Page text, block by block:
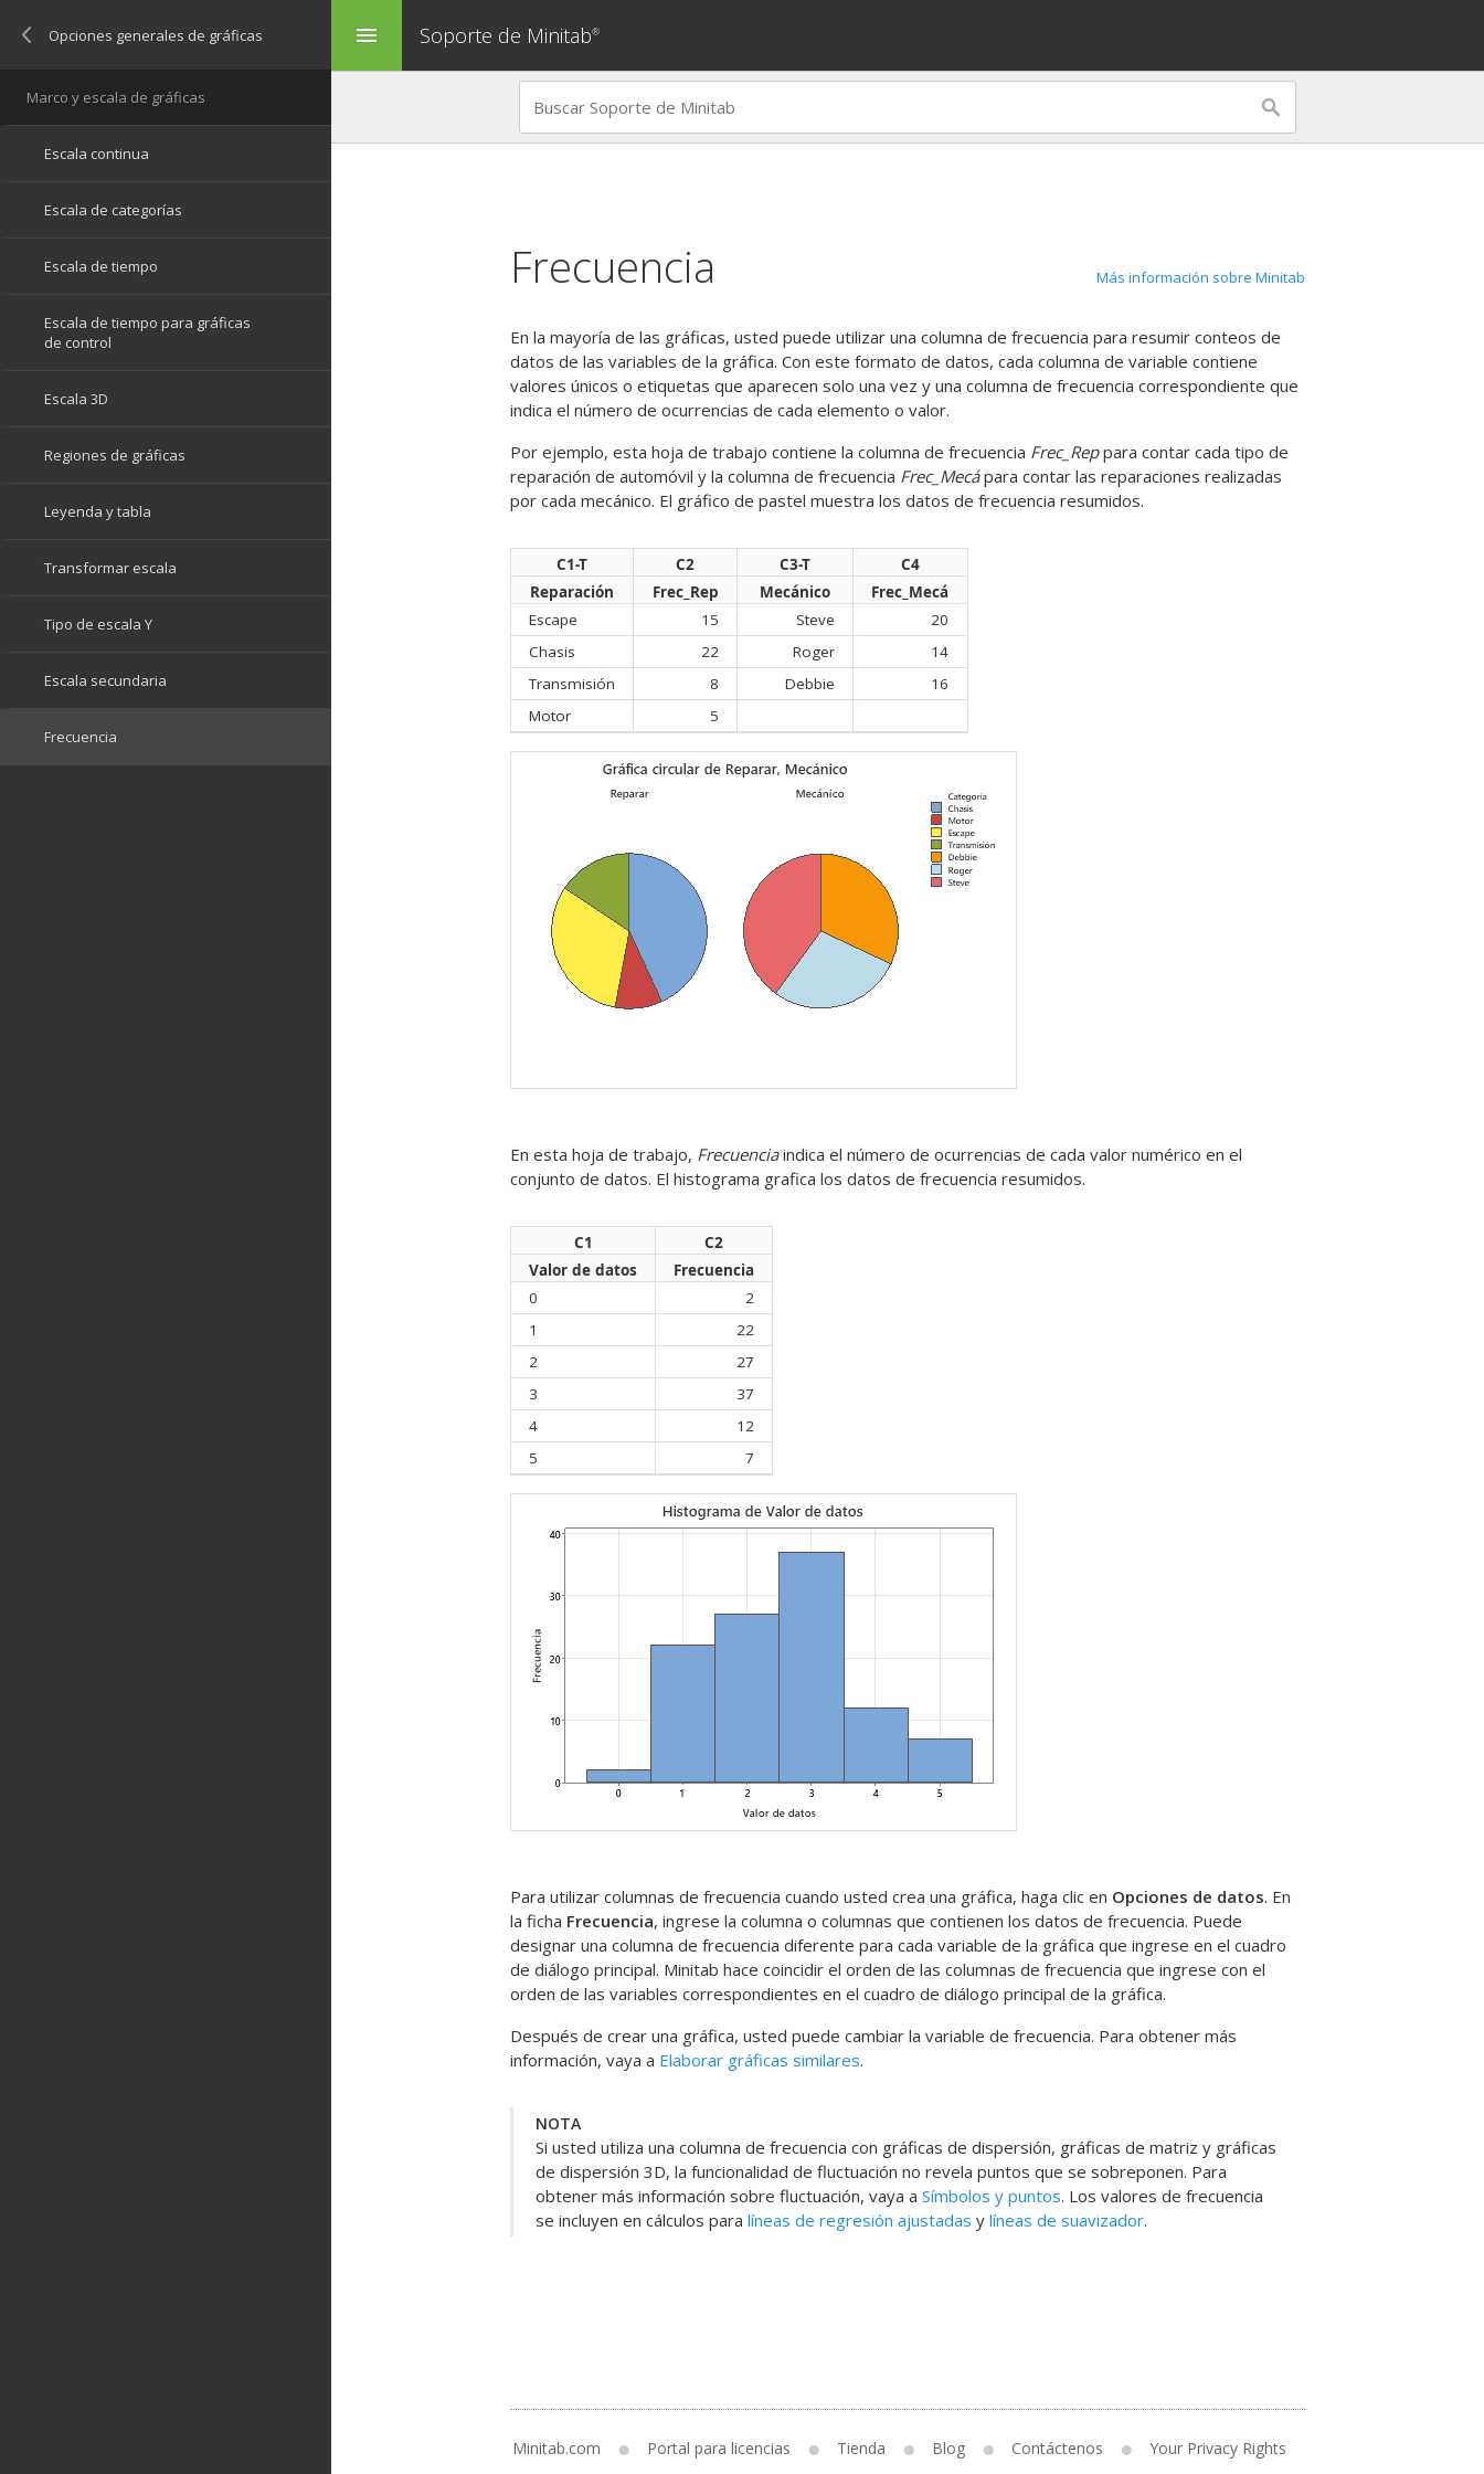
menu Soporte de Minitab®
Frecuencia Más información sobre Minitab
En la mayoría de las gráficas, usted puede utilizar una columna de frecuencia para resumir conteos de
datos de las variables de la gráfica. Con este formato de datos, cada columna de variable contiene
valores únicos o etiquetas que aparecen solo una vez y una columna de frecuencia correspondiente que
indica el número de ocurrencias de cada elemento o valor.
Por ejemplo, esta hoja de trabajo contiene la columna de frecuencia Frec_Reppara contar cada tipo de
reparación de automóvil y la columna de frecuencia Frec_Mecápara contar las reparaciones realizadas
por cada mecánico. El gráfico de pastel muestra los datos de frecuencia resumidos.
C1-T C2 C3-T
C4
Reparación
Frec_Rep Mecánico
Frec_Mecá
Escape
15 Steve
20
Chasis
22 Roger
14
Transmisión
8 Debbie
16
Motor
5
En esta hoja de trabajo, Frecuenciaindica el número de ocurrencias de cada valor numérico en el
conjunto de datos. El histograma grafica los datos de frecuencia resumidos.
C1
C2
Valor de datos
Frecuencia
0
2
1
22
2
27
3
37
4
12
5
7
Para utilizar columnas de frecuencia cuando usted crea una gráfica, haga clic en Opciones de datos. En
la ficha Frecuencia, ingrese la columna o columnas que contienen los datos de frecuencia. Puede
designar una columna de frecuencia diferente para cada variable de la gráfica que ingrese en el cuadro
de diálogo principal. Minitab hace coincidir el orden de las columnas de frecuencia que ingrese con el
orden de las variables correspondientes en el cuadro de diálogo principal de la gráfica.
Después de crear una gráfica, usted puede cambiar la variable de frecuencia. Para obtener más
información, vaya a Elaborar gráficas similares.
NOTA
Si usted utiliza una columna de frecuencia con gráficas de dispersión, gráficas de matriz y gráficas
de dispersión 3D, la funcionalidad de fluctuación no revela puntos que se sobreponen. Para
obtener más información sobre fluctuación, vaya a Símbolos y puntos. Los valores de frecuencia
se incluyen en cálculos para líneas de regresión ajustadas y líneas de suavizador.
Minitab.com Portal para licencias Tienda Blog Contáctenos Your Privacy Rights